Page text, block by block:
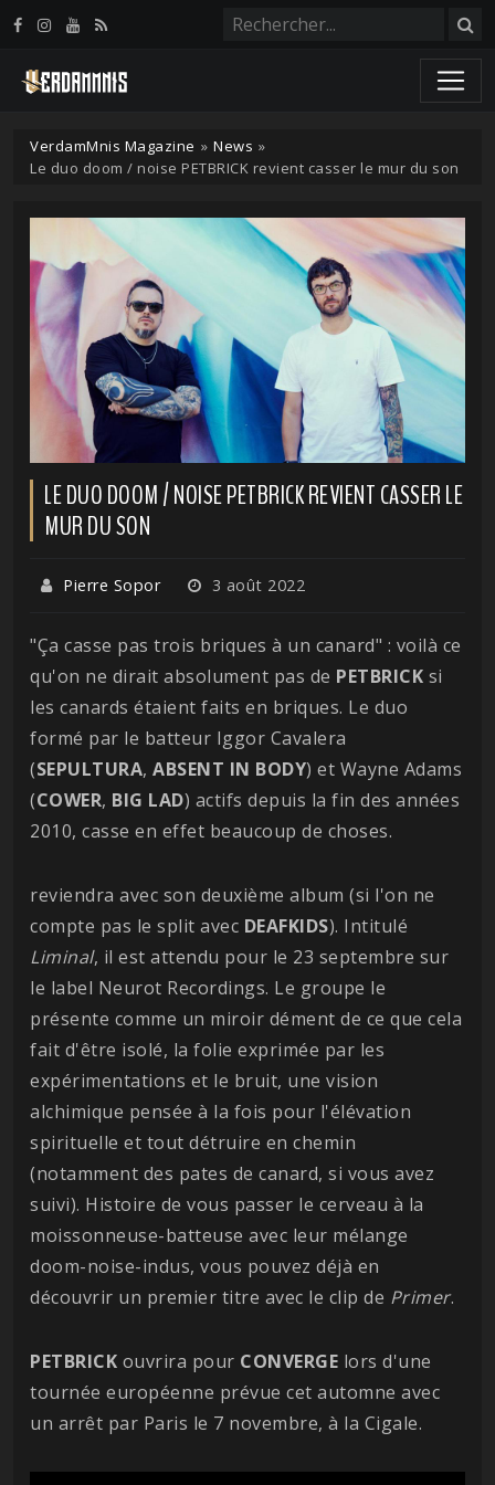
VerdamMnis Magazine » News »
Le duo doom / noise PETBRICK revient casser le mur du son
LE DUO DOOM / NOISE PETBRICK REVIENT CASSER LE
MUR DU SON
Pierre Sopor 3 août 2022
"Ça casse pas trois briques à un canard" : voilà ce
qu'on ne dirait absolument pas de PETBRICK si
les canards étaient faits en briques. Le duo
formé par le batteur Iggor Cavalera
(SEPULTURA, ABSENT IN BODY) et Wayne Adams
(COWER, BIG LAD) actifs depuis la fin des années
2010, casse en effet beaucoup de choses.
reviendra avec son deuxième album (si l'on ne
compte pas le split avec DEAFKIDS). Intitulé
Liminal, il est attendu pour le 23 septembre sur
le label Neurot Recordings. Le groupe le
présente comme un miroir dément de ce que cela
fait d'être isolé, la folie exprimée par les
expérimentations et le bruit, une vision
alchimique pensée à la fois pour l'élévation
spirituelle et tout détruire en chemin
(notamment des pates de canard, si vous avez
suivi). Histoire de vous passer le cerveau à la
moissonneuse-batteuse avec leur mélange
doom-noise-indus, vous pouvez déjà en
découvrir un premier titre avec le clip de Primer.
PETBRICK ouvrira pour CONVERGE lors d'une
tournée européenne prévue cet automne avec
un arrêt par Paris le 7 novembre, à la Cigale.
Panneau de gestion des cookies